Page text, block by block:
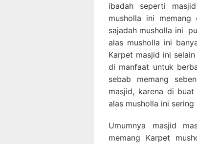
ibadah seperti
musholla ini
sajadah musholla ini
alas musholla ini
Karpet masjid ini
di manfaat untuk
sebab memang
masjid, karena di buat
alas musholla ini
Umumnya masjid
memang Karpet